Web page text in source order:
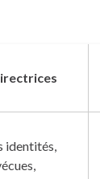
identités,